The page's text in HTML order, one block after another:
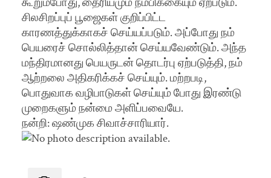
சிலசிறப்புப் பூஜைகள் குறிப்பிட்ட
காரணத்துக்காகச் செய்யப்படும். அப்போது நம்
பெயரைச் சொல்லித்தான் செய்யவேண்டும். அந்த
மந்திரமானது பெயருடன் தொடர்பு ஏற்படுத்தி, நம்
ஆற்றலை அதிகரிக்கச் செய்யும். மற்றபடி,
பொதுவாக வழிபாடுகள் செய்யும் போது இரண்டு
முறைகளும் நன்மை அளிப்பவையே.
நன்றி: ஷண்முக சிவாச்சாரியார்.